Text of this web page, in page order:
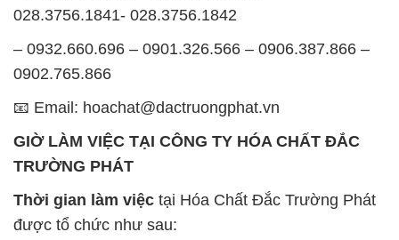
028.3756.1841- 028.3756.1842
– 0932.660.696 – 0901.326.566 – 0906.387.866 –
0902.765.866
📧 Email: hoachat@dactruongphat.vn
GIỜ LÀM VIỆC TẠI CÔNG TY HÓA CHẤT ĐẮC
TRƯỜNG PHÁT
Thời gian làm việc tại Hóa Chất Đắc Trường Phát
được tổ chức như sau: